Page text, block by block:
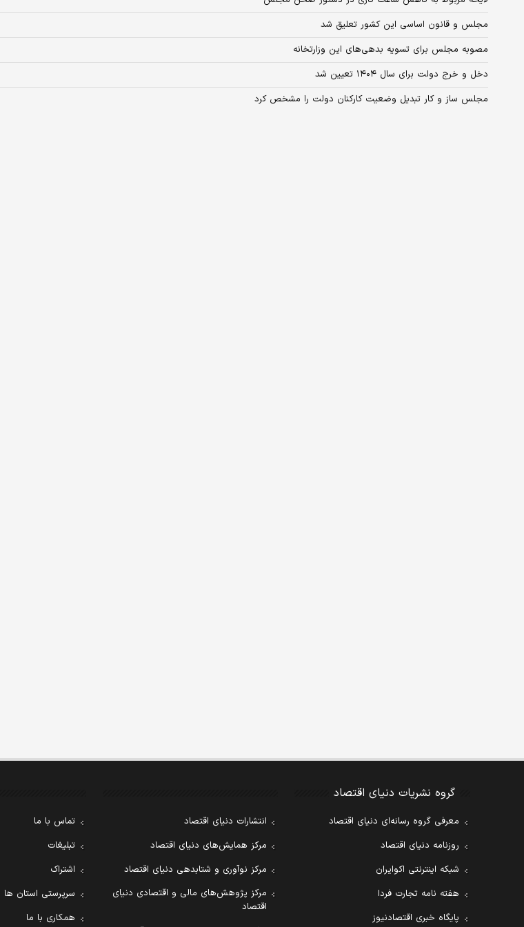
مجلس و قانون اساسی این کشور تعلیق شد
مصوبه مجلس برای تسویه بدهی‌های این وزارتخانه
دخل و خرج دولت برای سال ۱۴۰۴ تعیین شد
مجلس ساز و کار تبدیل وضعیت کارکنان دولت را مشخص کرد
گروه نشریات دنیای اقتصاد
معرفی گروه رسانه‌ای دنیای اقتصاد
روزنامه دنیای اقتصاد
شبکه اینترنتی اکوایران
هفته نامه تجارت فردا
پایگاه خبری اقتصادنیوز
انتشارات دنیای اقتصاد
مرکز همایش‌های دنیای اقتصاد
مرکز نوآوری و شتابدهی دنیای اقتصاد
مرکز پژوهش‌های مالی و اقتصادی دنیای
اقتصاد
تماس با ما
تبلیغات
اشتراک
سرپرستی استان ها
همکاری با ما